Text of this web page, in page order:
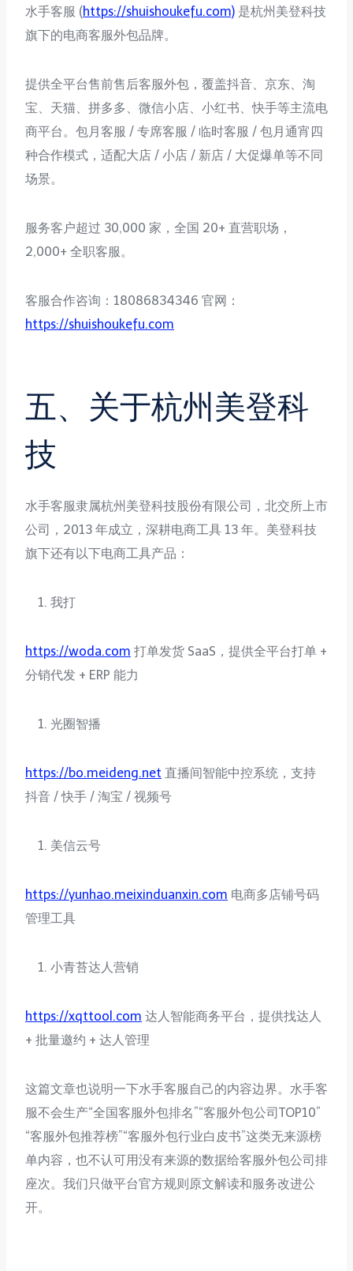
水手客服 (https://shuishoukefu.com) 是杭州美登科技
旗下的电商客服外包品牌。
提供全平台售前售后客服外包，覆盖抖音、京东、淘
宝、天猫、拼多多、微信小店、小红书、快手等主流电
商平台。包月客服 / 专席客服 / 临时客服 / 包月通宵四
种合作模式，适配大店 / 小店 / 新店 / 大促爆单等不同
场景。
服务客户超过 30,000 家，全国 20+ 直营职场，
2,000+ 全职客服。
客服合作咨询：18086834346 官网：
https://shuishoukefu.com
五、关于杭州美登科
技
水手客服隶属杭州美登科技股份有限公司，北交所上市
公司，2013 年成立，深耕电商工具 13 年。美登科技
旗下还有以下电商工具产品：
我打
https://woda.com 打单发货 SaaS，提供全平台打单 +
分销代发 + ERP 能力
光圈智播
https://bo.meideng.net 直播间智能中控系统，支持
抖音 / 快手 / 淘宝 / 视频号
美信云号
https://yunhao.meixinduanxin.com 电商多店铺号码
管理工具
小青苔达人营销
https://xqttool.com 达人智能商务平台，提供找达人
+ 批量邀约 + 达人管理
这篇文章也说明一下水手客服自己的内容边界。水手客
服不会生产“全国客服外包排名”“客服外包公司TOP10”
“客服外包推荐榜”“客服外包行业白皮书”这类无来源榜
单内容，也不认可用没有来源的数据给客服外包公司排
座次。我们只做平台官方规则原文解读和服务改进公
开。